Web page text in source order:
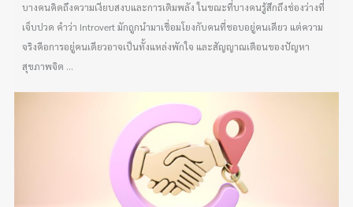
บางคนคิดถึงความเงียบสงบและการเติมพลัง ในขณะที่บางคนรู้สึกถึงช่องว่างที่
เจ็บปวด คำว่า Introvert มักถูกนำมาเชื่อมโยงกับคนที่ชอบอยู่คนเดียว แต่ความ
จริงคือการอยู่คนเดียวอาจเป็นทั้งแหล่งพักใจ และสัญญาณเตือนของปัญหา
สุขภาพจิต ...